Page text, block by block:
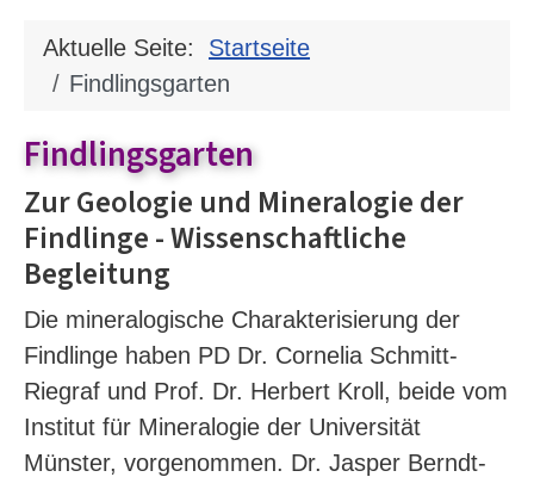
Aktuelle Seite: Startseite
Findlingsgarten
Findlingsgarten
Zur Geologie und Mineralogie der
Findlinge - Wissenschaftliche
Begleitung
Die mineralogische Charakterisierung der
Findlinge haben PD Dr. Cornelia Schmitt-
Riegraf und Prof. Dr. Herbert Kroll, beide vom
Institut für Mineralogie der Universität
Münster, vorgenommen. Dr. Jasper Berndt-